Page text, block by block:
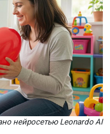
нейросетью Leonardo AI